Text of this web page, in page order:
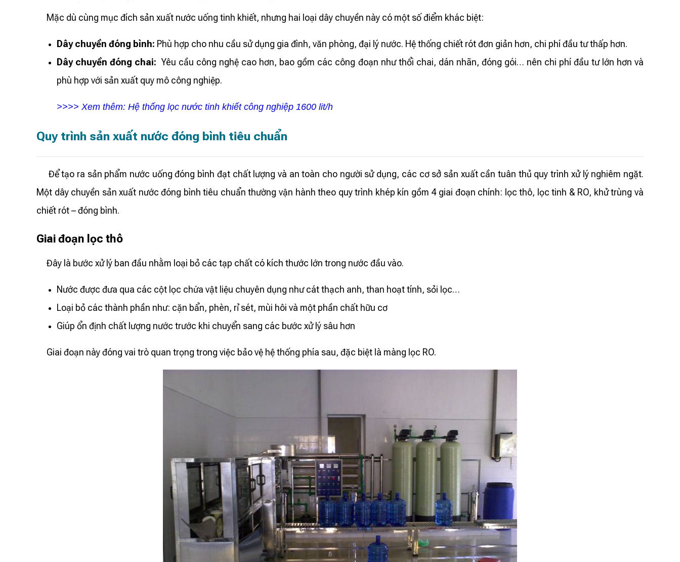
Mặc dù cùng mục đích sản xuất nước uống tinh khiết, nhưng hai loại dây chuyền này có một số điểm khác biệt:
Dây chuyền đóng bình: Phù hợp cho nhu cầu sử dụng gia đình, văn phòng, đại lý nước. Hệ thống chiết rót đơn giản hơn, chi phí đầu tư thấp hơn.
Dây chuyền đóng chai:Yêu cầu công nghệ cao hơn, bao gồm các công đoạn như thổi chai, dán nhãn, đóng gói… nên chi phí đầu tư lớn hơn và
phù hợp với sản xuất quy mô công nghiệp.
>>>> Xem thêm: Hệ thống lọc nước tinh khiết công nghiệp 1600 lit/h
Quy trình sản xuất nước đóng bình tiêu chuẩn
Để tạo ra sản phẩm nước uống đóng bình đạt chất lượng và an toàn cho người sử dụng, các cơ sở sản xuất cần tuân thủ quy trình xử lý nghiêm ngặt.
Một dây chuyền sản xuất nước đóng bình tiêu chuẩn thường vận hành theo quy trình khép kín gồm 4 giai đoạn chính: lọc thô, lọc tinh & RO, khử trùng và
chiết rót – đóng bình.
Giai đoạn lọc thô
Đây là bước xử lý ban đầu nhằm loại bỏ các tạp chất có kích thước lớn trong nước đầu vào.
Nước được đưa qua các cột lọc chứa vật liệu chuyên dụng như cát thạch anh, than hoạt tính, sỏi lọc…
Loại bỏ các thành phần như: cặn bẩn, phèn, rỉ sét, mùi hôi và một phần chất hữu cơ
Giúp ổn định chất lượng nước trước khi chuyển sang các bước xử lý sâu hơn
Giai đoạn này đóng vai trò quan trọng trong việc bảo vệ hệ thống phía sau, đặc biệt là màng lọc RO.